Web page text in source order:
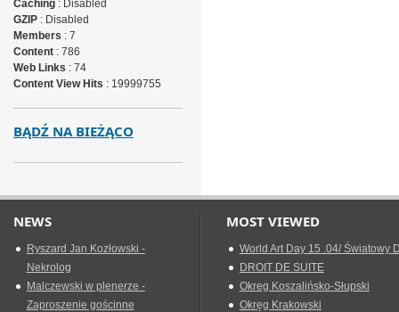
Caching: Disabled
GZIP: Disabled
Members : 7
Content: 786
Web Links : 74
Content View Hits : 19999755
BĄDŹ NA BIEŻĄCO
NEWS
Ryszard Jan Kozłowski -
Nekrolog
Malczewski w plenerze -
Zaproszenie gościnne
MOST VIEWED
World Art Day 15 .04/ Światowy
DROIT DE SUITE
Okreg Koszalińsko-Słupski
Okręg Krakowski